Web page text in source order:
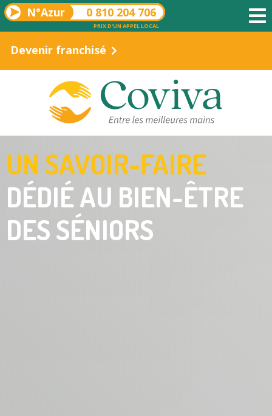
N°Azur 0 810 204 706
PRIX D'UN APPEL LOCAL
Devenir franchisé
UN SAVOIR-FAIRE
DÉDIÉ AU BIEN-ÊTRE
DES SÉNIORS